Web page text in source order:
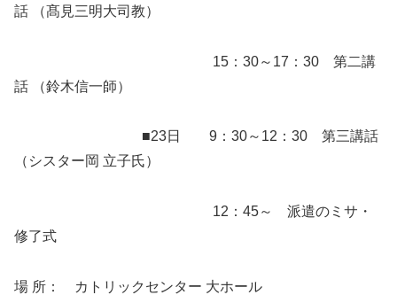
話 （髙見三明大司教）
15：30～17：30 第二講
話 （鈴木信一師）
■23日 9：30～12：30 第三講話
（シスター岡 立子氏）
12：45～ 派遣のミサ・
修了式
場 所： カトリックセンター 大ホール